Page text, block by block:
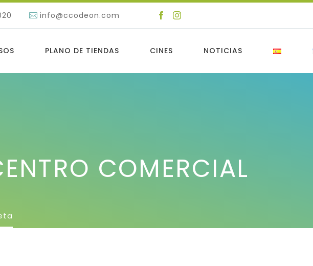
info@ccodeon.com
PLANO DE TIENDAS CINES NOTICIAS
COMERCIAL